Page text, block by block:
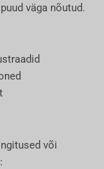
väga nõutud.
või